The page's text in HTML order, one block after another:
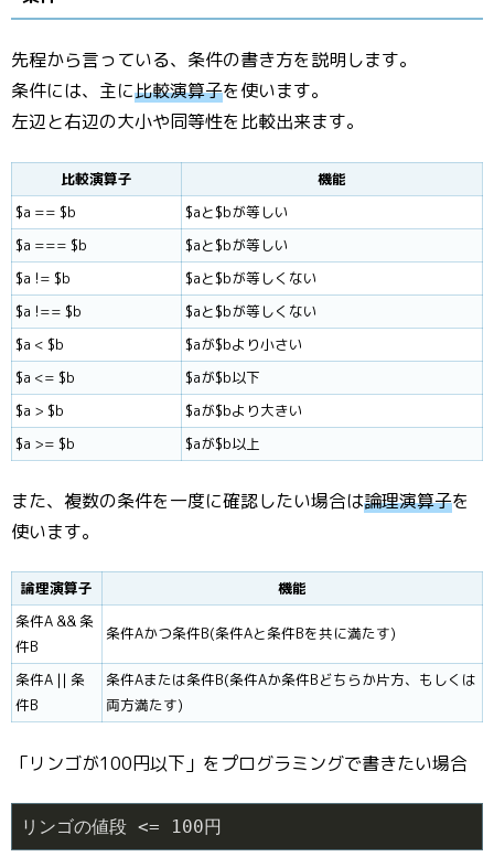
先程から言っている、条件の書き方を説明します。
条件には、主に比較演算子を使います。
左辺と右辺の大小や同等性を比較出来ます。
比較演算子
機能
$a == $b
$aと$bが等しい
$a === $b
$aと$bが等しい
$a != $b
$aと$bが等しくない
$a !== $b
$aと$bが等しくない
$a < $b
$aが$bより小さい
$a <= $b
$aが$b以下
$a > $b
$aが$bより大きい
$a >= $b
$aが$b以上
また、複数の条件を一度に確認したい場合は論理演算子を
使います。
論理演算子
機能
条件A && 条
件B
条件Aかつ条件B(条件Aと条件Bを共に満たす)
条件A || 条
件B
条件Aまたは条件B(条件Aか条件Bどちらか片方、もしくは
両方満たす)
「リンゴが100円以下」をプログラミングで書きたい場合
リンゴの値段 <= 100円